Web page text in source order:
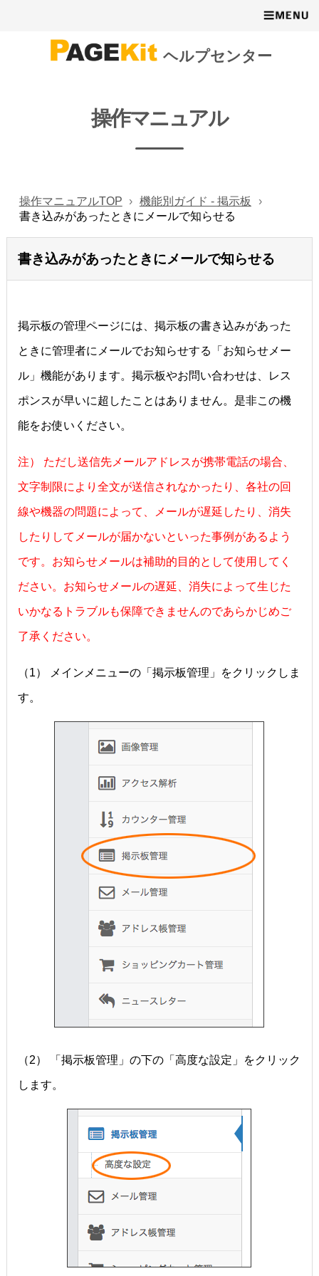
ヘルプセンター
操作マニュアル
操作マニュアルTOP
機能別ガイド - 掲示板
書き込みがあったときにメールで知らせる
書き込みがあったときにメールで知らせる
掲示板の管理ページには、掲示板の書き込みがあった
ときに管理者にメールでお知らせする「お知らせメー
ル」機能があります。掲示板やお問い合わせは、レス
ポンスが早いに超したことはありません。是非この機
能をお使いください。
注） ただし送信先メールアドレスが携帯電話の場合、
文字制限により全文が送信されなかったり、各社の回
線や機器の問題によって、メールが遅延したり、消失
したりしてメールが届かないといった事例があるよう
です。お知らせメールは補助的目的として使用してく
ださい。お知らせメールの遅延、消失によって生じた
いかなるトラブルも保障できませんのであらかじめご
了承ください。
（1） メインメニューの「掲示板管理」をクリックしま
す。
（2） 「掲示板管理」の下の「高度な設定」をクリック
します。